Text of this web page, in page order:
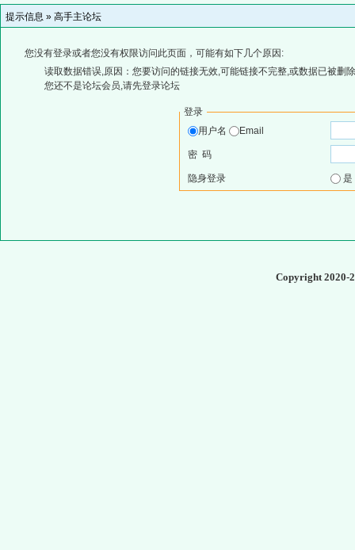
提示信息 » 高手主论坛
您没有登录或者您没有权限访问此页面，可能有如下几个原因:
读取数据错误,原因：您要访问的链接无效,可能链接不完整,或数据已被删
您还不是论坛会员,请先登录论坛
登录
用户名
Email
密 码
隐身登录
Copyright 2020-